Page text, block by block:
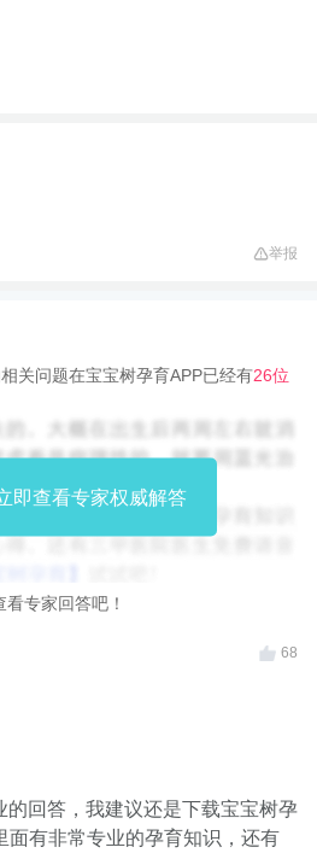
举报
关问题在宝宝树孕育APP已经有26位
即查看专家权威解答
看专家回答吧！
68
的回答，我建议还是下载宝宝树孕
面有非常专业的孕育知识，还有